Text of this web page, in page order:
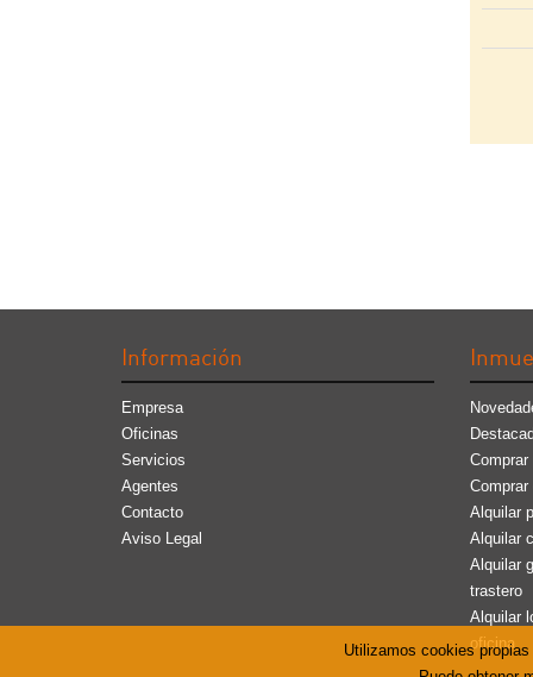
Información
Empresa
Oficinas
Servicios
Agentes
Contacto
Aviso Legal
Comprar
Comprar
Alquilar
Alquilar
Alquilar
trastero
Alquilar
oficina
Utilizamos cookies